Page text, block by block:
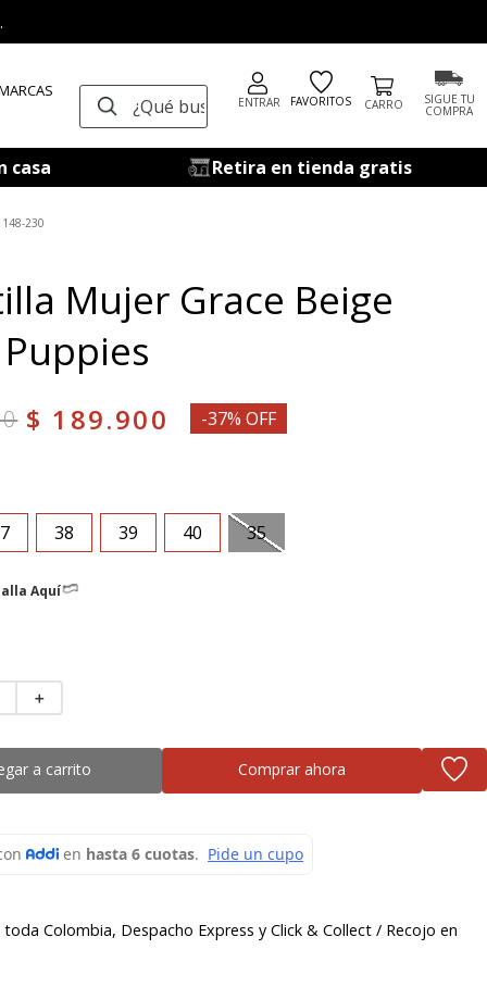
¿Qué buscas? ENTRAR FAVORITOS SIGUE TU
COMPRA
casa Retira en tienda gratis
230
Mujer Grace Beige
$ 189.900 -37% OFF
35
38 39 40
Aquí
＋
a carrito Comprar ahora
toda Colombia, Despacho Express y Click & Collect / Recojo en